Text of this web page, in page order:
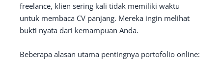
freelance, klien sering kali tidak memiliki waktu
untuk membaca CV panjang. Mereka ingin melihat
bukti nyata dari kemampuan Anda.
Beberapa alasan utama pentingnya portofolio online: